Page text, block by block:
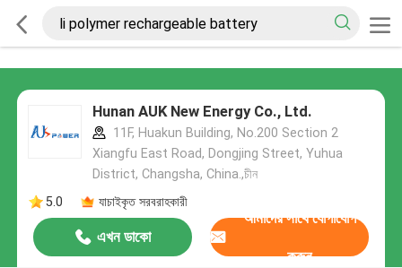
Hunan AUK New Energy Co., Ltd.
11F, Huakun Building, No.200 Section 2
Xiangfu East Road, Dongjing Street, Yuhua
District, Changsha, China.,চীন
5.0
যাচাইকৃত সরবরাহকারী
এখন ডাকো
আমাদের সাথে যোগাযোগ
করুন